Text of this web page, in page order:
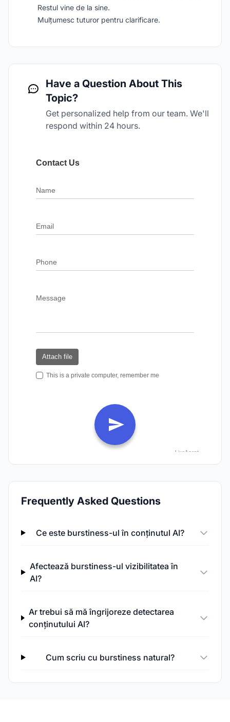
Restul vine de la sine.
Mulțumesc tuturor pentru clarificare.
Have a Question About This
Topic?
Get personalized help from our team. We'll
respond within 24 hours.
Frequently Asked Questions
Ce este burstiness-ul în conținutul AI?
Afectează burstiness-ul vizibilitatea în
AI?
Ar trebui să mă îngrijoreze detectarea
conținutului AI?
Cum scriu cu burstiness natural?